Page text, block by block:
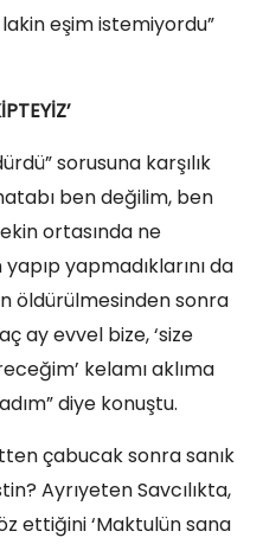
eşim istemiyordu”
sorusuna karşılık
ben değilim, ben
ortasında ne
yapmadıklarını da
öldürülmesinden sonra
ay evvel bize, ‘size
kelamı aklıma
diye konuştu.
çabucak sonra sanık
Ayrıyeten Savcılıkta,
ettiğini ‘Maktulün sana